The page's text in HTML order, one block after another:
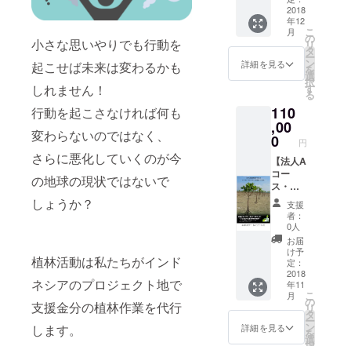
小さな思いやりでも行動を
起こせば未来は変わるかも
しれません！
行動を起こさなければ何も
変わらないのではなく、
さらに悪化していくのが今
の地球の現状ではないで
しょうか？
植林活動は私たちがインド
ネシアのプロジェクト地で
支援金分の植林作業を代行
します。
にご記
載をお
願いし
人分の
１年間
で排出
した
CO2を
かけて
吸収し
ます！
※会社
HPに名
前や地
域の掲
載をご
希望さ
れない
場合は
備考欄
にご記
載をお
願いし
ます。
ワイエ
ルフォ
レスト
㈱より
年賀状
・植林
地の状
況のメ
ルマガ
配信
（不定
期） ・
ポス
ター1枚
（A１サ
イズ）※
弊社社
名欄が
旧社名
の記載
となっ
ていま
す。ご
＆管理
・お礼
メール
【会員
証デー
タ(PNG
データ)
・プロ
ジェク
ト会員
証（郵
送） ・
OFF
SETス
テッ
カー１5
枚（郵
送） ・
ワイエ
ルフォ
レスト
㈱より
年賀状
(2019
年)にて
ご挨拶
2018
年12
月
詳細を見る
こ
の
リ
タ
ー
ン
を
選
択
す
る
110
,00
0 円
【法人A
コー
ス・追
加植
林】 ・
1,000本
のマン
グロー
ブの植
林＆育
成＆管
理 ・お
礼メー
ル【会
員証
支援
者：
0人
お届
け予
定：
2018
年11
月
詳細を見る
こ
の
リ
タ
ー
ン
を
選